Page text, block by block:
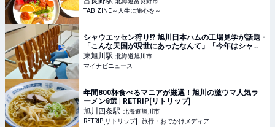
TABIZINE～人生に旅心を～
シャウエッセン狩り!? 旭川日本ハムの工場見学が話題 -
「こんな天国が現世にあったなんて」「今年はシャウ
狩りにするかー!!!」と1.9万いいね集まる
東旭川駅 北海道旭川市
マイナビニュース
年間800杯食べるマニアが厳選！旭川の激ウマ人気ラ
ーメン8選 | RETRIP[リトリップ]
旭川四条駅 北海道旭川市
RETRIP[リトリップ] - 旅行・おでかけメディア